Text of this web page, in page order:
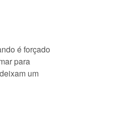
é forçado
para
um